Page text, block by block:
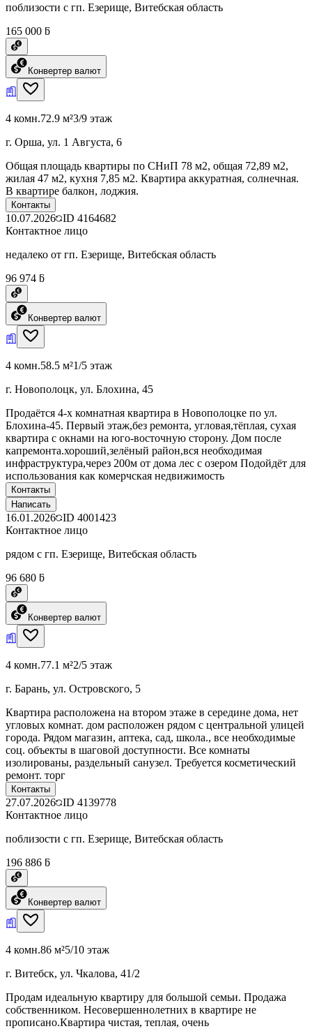
поблизости с гп. Езерище, Витебская область
165 000 ƃ
Конвертер валют
4 комн.72.9 м²3/9 этаж
г. Орша, ул. 1 Августа, 6
Общая площадь квартиры по СНиП 78 м2, общая 72,89 м2,
жилая 47 м2, кухня 7,85 м2. Квартира аккуратная, солнечная.
В квартире балкон, лоджия.
Контакты
10.07.2026 ID 4164682
Контактное лицо
недалеко от гп. Езерище, Витебская область
96 974 ƃ
Конвертер валют
4 комн.58.5 м²1/5 этаж
г. Новополоцк, ул. Блохина, 45
Продаётся 4-х комнатная квартира в Новополоцке по ул.
Блохина-45. Первый этаж,без ремонта, угловая,тёплая, сухая
квартира с окнами на юго-восточную сторону. Дом после
капремонта.хороший,зелёный район,вся необходимая
инфраструктура,через 200м от дома лес с озером Подойдёт для
использования как комерчская недвижимость
Контакты
Написать
16.01.2026 ID 4001423
Контактное лицо
рядом с гп. Езерище, Витебская область
96 680 ƃ
Конвертер валют
4 комн.77.1 м²2/5 этаж
г. Барань, ул. Островского, 5
Квартира расположена на втором этаже в середине дома, нет
угловых комнат. дом расположен рядом с центральной улицей
города. Рядом магазин, аптека, сад, школа., все необходимые
соц. объекты в шаговой доступности. Все комнаты
изолированы, раздельный санузел. Требуется косметический
ремонт. торг
Контакты
27.07.2026 ID 4139778
Контактное лицо
поблизости с гп. Езерище, Витебская область
196 886 ƃ
Конвертер валют
4 комн.86 м²5/10 этаж
г. Витебск, ул. Чкалова, 41/2
Продам идеальную квартиру для большой семьи. Продажа
собственником. Несовершеннолетних в квартире не
прописано.Квартира чистая, теплая, очень